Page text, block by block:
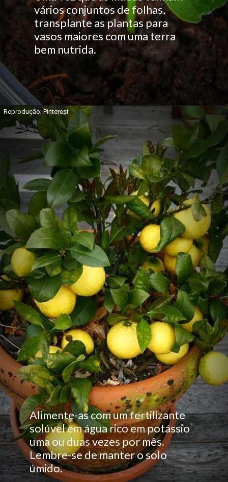
vários conjuntos de folhas,
transplante as plantas para
vasos maiores com uma terra
bem nutrida.
Alimente-as com um fertilizante
solúvel em água rico em potássio
uma ou duas vezes por mês.
Lembre-se de manter o solo
úmido.
Reprodução; Pinterest